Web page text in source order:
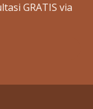
GRATIS via